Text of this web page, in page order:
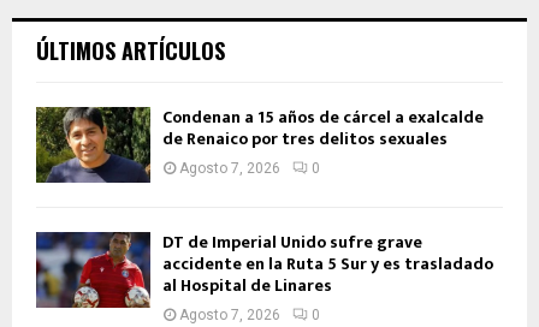
ÚLTIMOS ARTÍCULOS
Condenan a 15 años de cárcel a exalcalde
de Renaico por tres delitos sexuales
Agosto 7, 2026 0
DT de Imperial Unido sufre grave
accidente en la Ruta 5 Sur y es trasladado
al Hospital de Linares
Agosto 7, 2026 0